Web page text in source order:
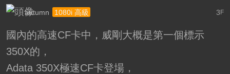
3 F
autumn 1080i 高級
國內的高速CF卡中，威剛大概是第一個標示
350X的，
Adata 350X極速CF卡登場，